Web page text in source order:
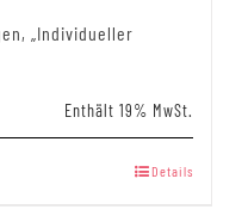
„Individueller
Enthält 19% MwSt.
Details